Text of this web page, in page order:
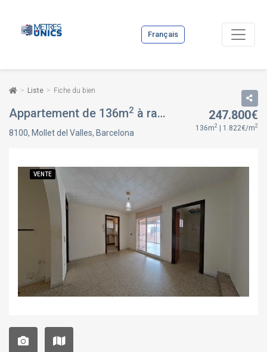
Français
Liste Fiche du bien
Appartement de 136m2 à rambla nova, à Mollet del Valles, Barcelona
8100, Mollet del Valles, Barcelona
247.800€
136m2 | 1.822€/m2
VENTE